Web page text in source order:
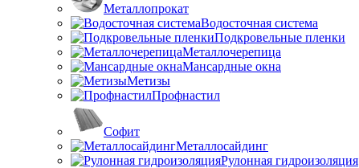
Металлопрокат
Водосточная система
Подкровельные пленки
Металлочерепица
Мансардные окна
Метизы
Профнастил
Софит
Металлосайдинг
Рулонная гидроизоляция